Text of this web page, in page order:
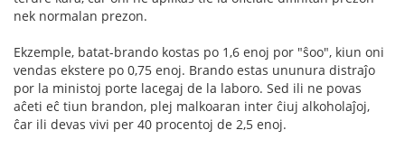
nek normalan prezon.
Ekzemple, batat-brando kostas po 1,6 enoj por "ŝoo", kiun oni
vendas ekstere po 0,75 enoj. Brando estas ununura distraĵo
por la ministoj porte lacegaj de la laboro. Sed ili ne povas
aĉeti eĉ tiun brandon, plej malkoaran inter ĉiuj alkoholaĵoj,
ĉar ili devas vivi per 40 procentoj de 2,5 enoj.